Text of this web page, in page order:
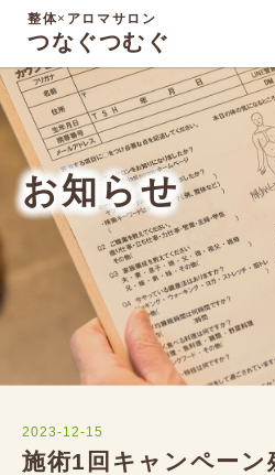
整体×アロマサロン
つなぐつむぐ
お知らせ
2023-12-15
施術1回キャンペーン